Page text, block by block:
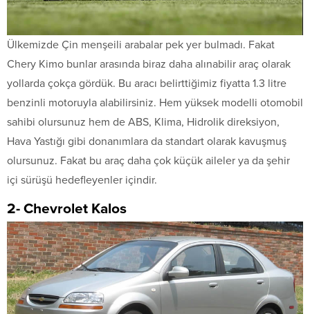
Ülkemizde Çin menşeili arabalar pek yer bulmadı. Fakat
Chery Kimo bunlar arasında biraz daha alınabilir araç olarak
yollarda çokça gördük. Bu aracı belirttiğimiz fiyatta 1.3 litre
benzinli motoruyla alabilirsiniz. Hem yüksek modelli otomobil
sahibi olursunuz hem de ABS, Klima, Hidrolik direksiyon,
Hava Yastığı gibi donanımlara da standart olarak kavuşmuş
olursunuz. Fakat bu araç daha çok küçük aileler ya da şehir
içi sürüşü hedefleyenler içindir.
2- Chevrolet Kalos